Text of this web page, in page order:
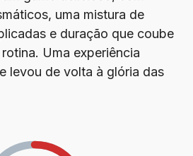
uma mistura de
e duração que coube
Uma experiência
levou de volta à glória das